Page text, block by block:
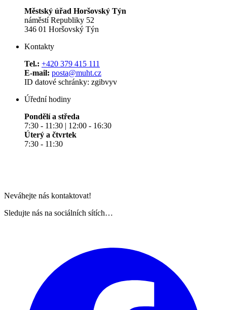
Městský úřad Horšovský Týn
náměstí Republiky 52
346 01 Horšovský Týn
Kontakty
Tel.: +420 379 415 111
E-mail: posta@muht.cz
ID datové schránky: zgibvyv
Úřední hodiny
Pondělí a středa
7:30 - 11:30 | 12:00 - 16:30
Úterý a čtvrtek
7:30 - 11:30
Neváhejte nás kontaktovat!
Sledujte nás na sociálních sítích…